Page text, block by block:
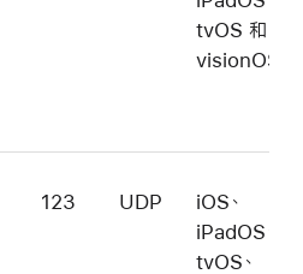
tvOS 和
visionOS
123 UDP
iOS、
iPadOS、
tvOS、